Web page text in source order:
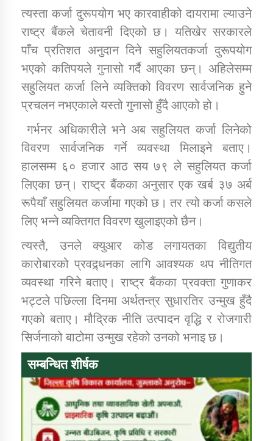
त्यस्ता कर्जा दुरूपयोग भए कारवाहीको दायरामा ल्याउने
राष्ट्र बैंकले चेतावनी दिएको छ। यतिखेर सरकारले
पाँच प्रतिशत अनुदान दिने सहुलियतकर्जा दुरूपयोग
भएको कतिपयले गुनासो गर्दै आएका छन्। अहिलेसम्म
सहुलियत कर्जा लिने व्यक्तिको विवरण सार्वजनिक हुने
प्रचलन नभएकाले यस्तो गुनासो हुँदै आएको हो।
गर्भनर अधिकारीले भने अब सहुलियत कर्जा लिनेको
विवरण सार्वजनिक गर्ने व्यवस्था मिलाइने बताए।
हालसम्म ६० हजार आठ सय ७९ ले सहुलियत कर्जा
लिएका छन्। राष्ट्र बैंकका अनुसार एक खर्ब ३७ अर्ब
रूपैयाँ सहुलियत कर्जामा गएको छ। तर त्यो कर्जा कसले
लिए भन्ने व्यक्तिगत विवरण खुलाइएको छैन।
त्यस्तै, उनले क्युआर कोड लगायतका विद्युतीय
कारोबारको प्रवद्र्धनका लागि आवश्यक थप नीतिगत
व्यवस्था गरिने बताए। राष्ट्र बैंकका प्रवक्ता गुणाकर
भट्टले पछिल्ला दिनमा अर्थतन्त्र सुधारतिर उन्मुख हुँदै
गएको बताए। मौद्रिक नीति उत्पादन वृद्धि र रोजगारी
सिर्जनाको बाटोमा उन्मुख रहेको उनको भनाइ छ।
सम्बन्धित शीर्षक